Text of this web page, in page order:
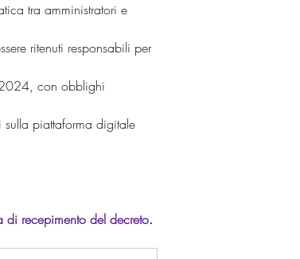
tra amministratori e
ritenuti responsabili per
con obblighi
piattaforma digitale
di recepimento del decreto.